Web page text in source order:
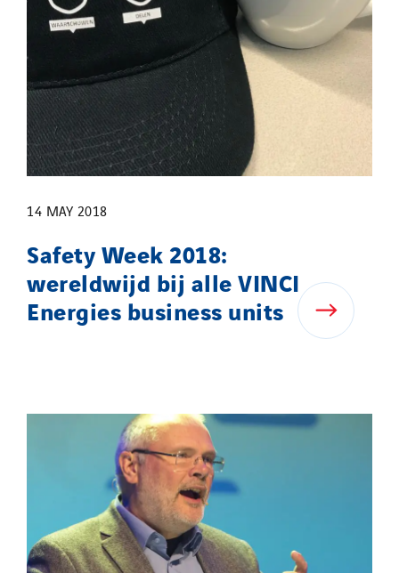
14 MAY 2018
Safety Week 2018:
wereldwijd bij alle VINCI
Energies business units